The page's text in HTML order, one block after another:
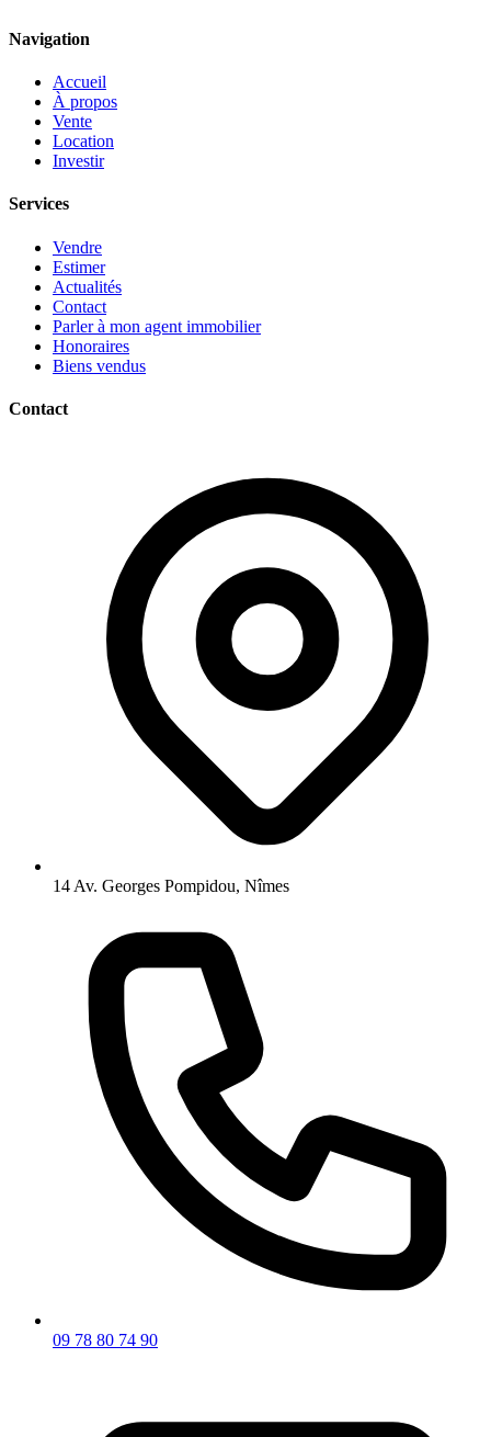
Navigation
Accueil
À propos
Vente
Location
Investir
Services
Vendre
Estimer
Actualités
Contact
Parler à mon agent immobilier
Honoraires
Biens vendus
Contact
14 Av. Georges Pompidou, Nîmes
09 78 80 74 90